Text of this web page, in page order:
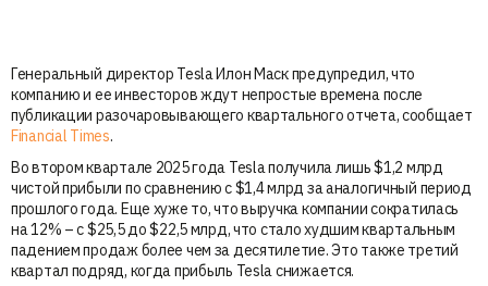
Генеральный директор Tesla Илон Маск предупредил, что
компанию и ее инвесторов ждут непростые времена после
публикации разочаровывающего квартального отчета, сообщает
Financial Times.
Во втором квартале 2025 года Tesla получила лишь $1,2 млрд
чистой прибыли по сравнению с $1,4 млрд за аналогичный период
прошлого года. Еще хуже то, что выручка компании сократилась
на 12% – с $25,5 до $22,5 млрд, что стало худшим квартальным
падением продаж более чем за десятилетие. Это также третий
квартал подряд, когда прибыль Tesla снижается.